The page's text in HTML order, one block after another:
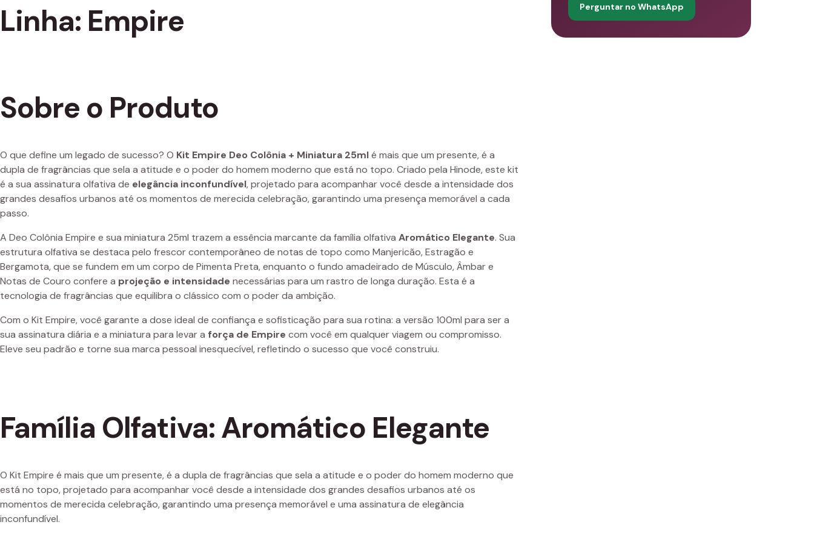
Linha: Empire
Sobre o Produto
O que define um legado de sucesso? O Kit Empire Deo Colônia + Miniatura 25mlé mais que um presente, é a
dupla de fragrâncias que sela a atitude e o poder do homem moderno que está no topo. Criado pela Hinode, este kit
é a sua assinatura olfativa de elegância inconfundível, projetado para acompanhar você desde a intensidade dos
grandes desafios urbanos até os momentos de merecida celebração, garantindo uma presença memorável a cada
passo.
A Deo Colônia Empire e sua miniatura 25ml trazem a essência marcante da família olfativa Aromático Elegante. Sua
estrutura olfativa se destaca pelo frescor contemporâneo de notas de topo como Manjericão, Estragão e
Bergamota, que se fundem em um corpo de Pimenta Preta, enquanto o fundo amadeirado de Músculo, Âmbar e
Notas de Couro confere a projeção e intensidade necessárias para um rastro de longa duração. Esta é a
tecnologia de fragrâncias que equilibra o clássico com o poder da ambição.
Com o Kit Empire, você garante a dose ideal de confiança e sofisticação para sua rotina: a versão 100ml para ser a
sua assinatura diária e a miniatura para levar a força de Empire com você em qualquer viagem ou compromisso.
Eleve seu padrão e torne sua marca pessoal inesquecível, refletindo o sucesso que você construiu.
Família Olfativa: Aromático Elegante
O Kit Empire é mais que um presente, é a dupla de fragrâncias que sela a atitude e o poder do homem moderno que
está no topo, projetado para acompanhar você desde a intensidade dos grandes desafios urbanos até os
momentos de merecida celebração, garantindo uma presença memorável e uma assinatura de elegância
inconfundível.
Perguntar no WhatsApp